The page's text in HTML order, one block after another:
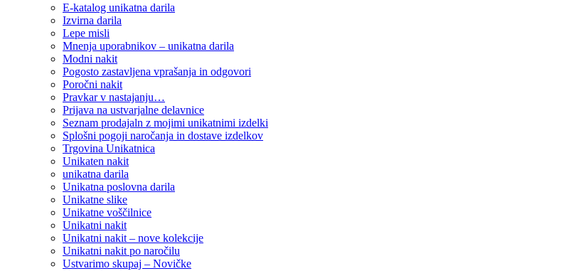
E-katalog unikatna darila
Izvirna darila
Lepe misli
Mnenja uporabnikov – unikatna darila
Modni nakit
Pogosto zastavljena vprašanja in odgovori
Poročni nakit
Pravkar v nastajanju…
Prijava na ustvarjalne delavnice
Seznam prodajaln z mojimi unikatnimi izdelki
Splošni pogoji naročanja in dostave izdelkov
Trgovina Unikatnica
Unikaten nakit
unikatna darila
Unikatna poslovna darila
Unikatne slike
Unikatne voščilnice
Unikatni nakit
Unikatni nakit – nove kolekcije
Unikatni nakit po naročilu
Ustvarimo skupaj – Novičke